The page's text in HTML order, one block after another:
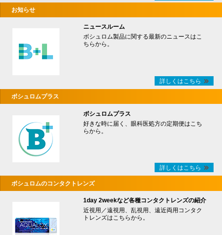
お知らせ
ニュースルーム
ボシュロム製品に関する最新のニュースはこ
ちらから。
詳しくはこちら
ボシュロムプラス
ボシュロムプラス
好きな時に届く、眼科医処方の定期便はこち
らから。
詳しくはこちら
ボシュロムのコンタクトレンズ
1day 2weekなど各種コンタクトレンズの紹介
近視用／遠視用、乱視用、遠近両用コンタク
トレンズはこちらから。